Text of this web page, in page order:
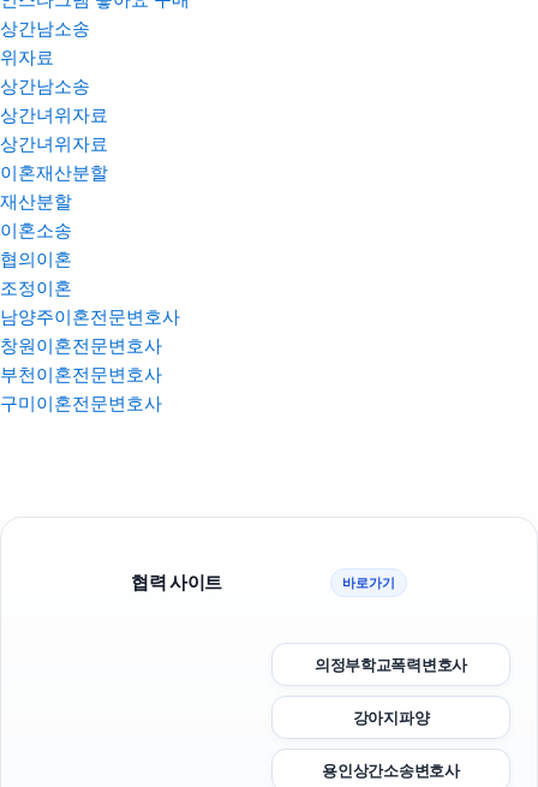
상간남소송
위자료
상간남소송
상간녀위자료
상간녀위자료
이혼재산분할
재산분할
이혼소송
협의이혼
조정이혼
남양주이혼전문변호사
창원이혼전문변호사
부천이혼전문변호사
구미이혼전문변호사
협력 사이트 바로가기
의정부학교폭력변호사
강아지파양
용인상간소송변호사